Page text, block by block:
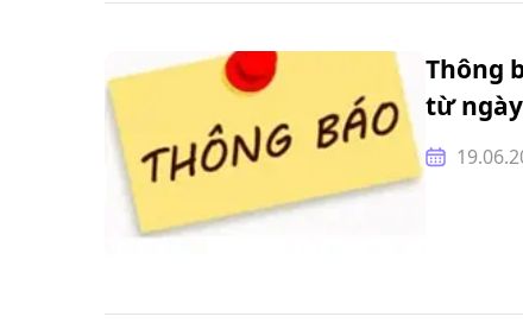
Thông
từ ngày